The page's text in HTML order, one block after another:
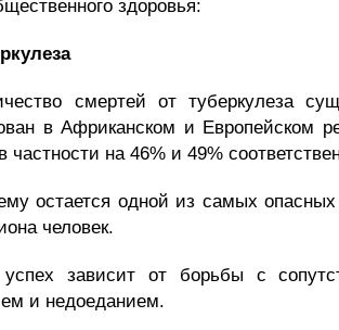
здоровья:
смертей от туберкулеза
в Африканском и Европейском
частности на 46% и 49%
остается одной из самых
человек.
зависит от борьбы с
и недоеданием.